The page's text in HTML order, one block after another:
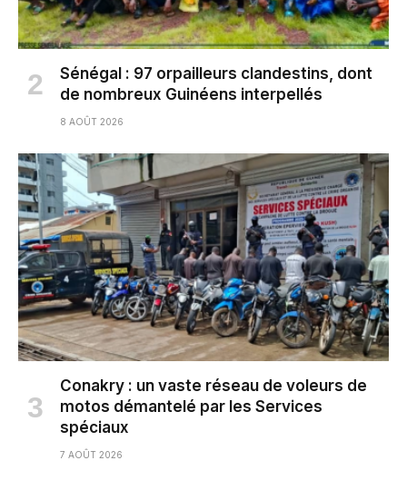
Sénégal : 97 orpailleurs clandestins, dont
de nombreux Guinéens interpellés
8 AOÛT 2026
Conakry : un vaste réseau de voleurs de
motos démantelé par les Services
spéciaux
7 AOÛT 2026